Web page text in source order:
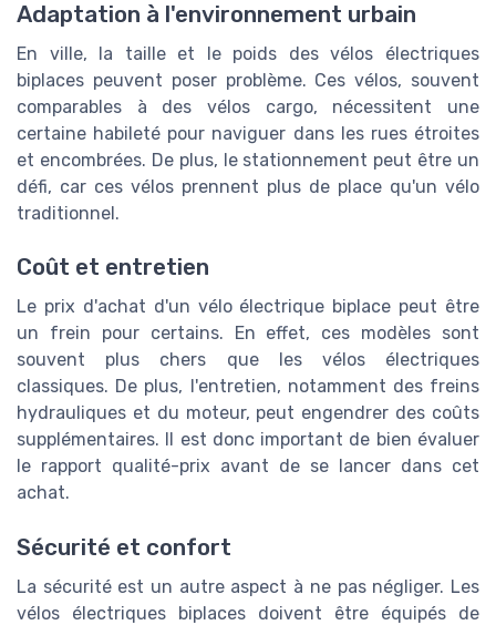
Adaptation à l'environnement urbain
En ville, la taille et le poids des vélos électriques
biplaces peuvent poser problème. Ces vélos, souvent
comparables à des vélos cargo, nécessitent une
certaine habileté pour naviguer dans les rues étroites
et encombrées. De plus, le stationnement peut être un
défi, car ces vélos prennent plus de place qu'un vélo
traditionnel.
Coût et entretien
Le prix d'achat d'un vélo électrique biplace peut être
un frein pour certains. En effet, ces modèles sont
souvent plus chers que les vélos électriques
classiques. De plus, l'entretien, notamment des freins
hydrauliques et du moteur, peut engendrer des coûts
supplémentaires. Il est donc important de bien évaluer
le rapport qualité-prix avant de se lancer dans cet
achat.
Sécurité et confort
La sécurité est un autre aspect à ne pas négliger. Les
vélos électriques biplaces doivent être équipés de